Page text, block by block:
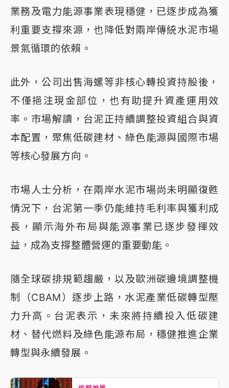
業務及電力能源事業表現穩健，已逐步成為獲
利重要支撐來源，也降低對兩岸傳統水泥市場
景氣循環的依賴。
此外，公司出售海螺等非核心轉投資持股後，
不僅挹注現金部位，也有助提升資產運用效
率。市場解讀，台泥正持續調整投資組合與資
本配置，聚焦低碳建材、綠色能源與國際市場
等核心發展方向。
市場人士分析，在兩岸水泥市場尚未明顯復甦
情況下，台泥第一季仍能維持毛利率與獲利成
長，顯示海外布局與能源事業已逐步發揮效
益，成為支撐整體營運的重要動能。
隨全球碳排規範趨嚴，以及歐洲碳邊境調整機
制（CBAM）逐步上路，水泥產業低碳轉型壓
力升高。台泥表示，未來將持續投入低碳建
材、替代燃料及綠色能源布局，穩健推進企業
轉型與永續發展。